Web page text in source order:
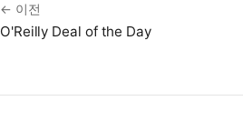
← 이전
O'Reilly Deal of the Day